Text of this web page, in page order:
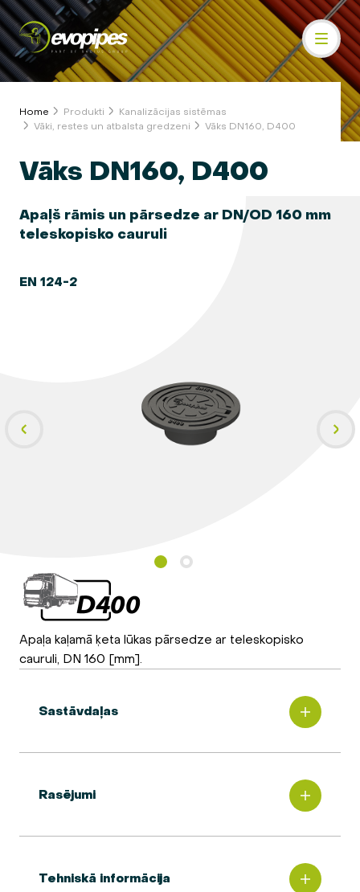
Home Produkti
Kanalizācijas sistēmas
Vāki, restes un atbalsta gredzeni
Vāks DN160, D400
Vāks DN160, D400
Apaļš rāmis un pārsedze ar DN/OD 160 mm
teleskopisko cauruli
EN 124-2
Apaļa kaļamā ķeta lūkas pārsedze ar teleskopisko
cauruli, DN 160 [mm].
Sastāvdaļas
Rasējumi
Tehniskā informācija